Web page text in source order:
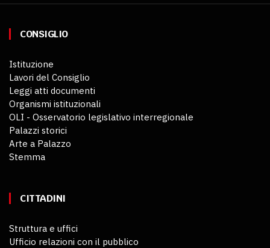
CONSIGLIO
Istituzione
Lavori del Consiglio
Leggi atti documenti
Organismi istituzionali
OLI - Osservatorio legislativo interregionale
Palazzi storici
Arte a Palazzo
Stemma
CITTADINI
Struttura e uffici
Ufficio relazioni con il pubblico